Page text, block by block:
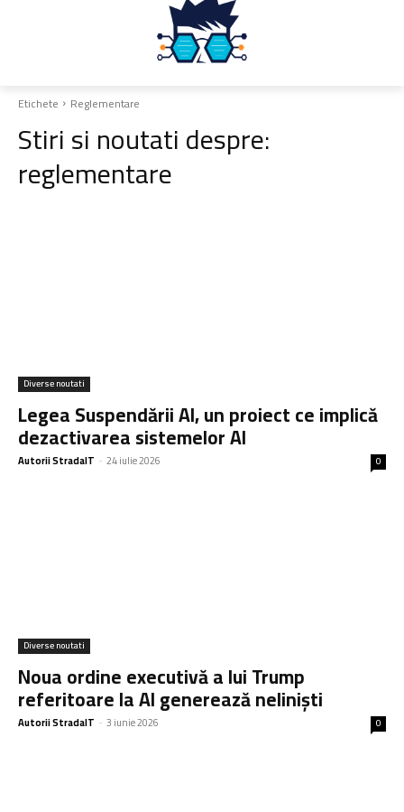
Etichete Reglementare
Stiri si noutati despre:
reglementare
Diverse noutati
Legea Suspendării AI, un proiect ce implică
dezactivarea sistemelor AI
Autorii StradaIT - 24 iulie 2026 0
Diverse noutati
Noua ordine executivă a lui Trump
referitoare la AI generează neliniști
Autorii StradaIT - 3 iunie 2026 0